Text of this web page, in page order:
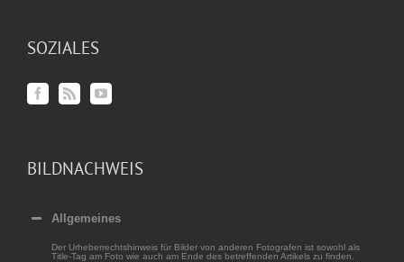
SOZIALES
BILDNACHWEIS
Allgemeines
Der Urheberrechtshinweis für Bilder von anderen Fotografen ist sowohl als
Title-Tag am Foto wie auch am Ende des betreffenden Artikels zu finden.